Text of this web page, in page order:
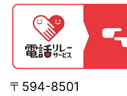
〒594-8501